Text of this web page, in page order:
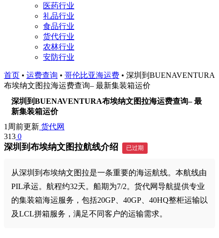
医药行业
礼品行业
食品行业
货代行业
农林行业
安防行业
首页 • 运费查询 • 哥伦比亚海运费 • 深圳到BUENAVENTURA
布埃纳文图拉海运费查询– 最新集装箱运价
深圳到BUENAVENTURA布埃纳文图拉海运费查询– 最
新集装箱运价
1周前更新 货代网
313 0
深圳到布埃纳文图拉航线介绍 已过期
从深圳到布埃纳文图拉是一条重要的海运航线。本航线由
PIL承运。航程约32天。船期为7/2。货代网导航提供专业
的集装箱海运服务，包括20GP、40GP、40HQ整柜运输以
及LCL拼箱服务，满足不同客户的运输需求。